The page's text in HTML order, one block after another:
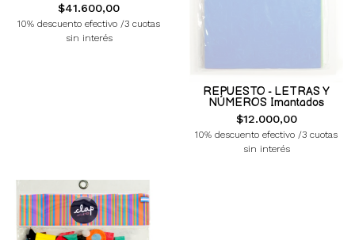
$41.600,00
10% descuento efectivo /3 cuotas
sin interés
REPUESTO - LETRAS Y
NÚMEROS Imantados
$12.000,00
10% descuento efectivo /3 cuotas
sin interés